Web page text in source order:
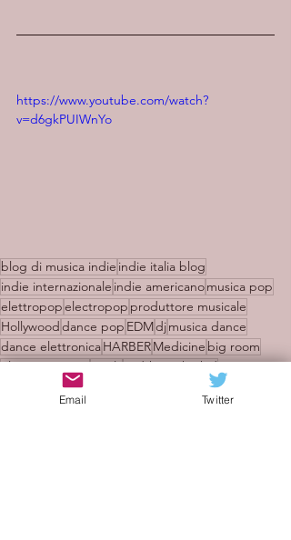
https://www.youtube.com/watch?
v=d6gkPUIWnYo
blog di musica indie indie italia blog
indie internazionale indie americanomusica pop
elettropopelectropop produttore musicale
Hollywooddance pop EDMdjmusica dance
dance elettronicaHARBERMedicine big room
Electric Zoo NYLowlySydtherockerkid
melodic piano house
musica da festival
Recensioni
Email Twitter